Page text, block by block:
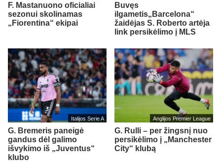
F. Mastanuono oficialiai
sezonui skolinamas
„Fiorentina“ ekipai
Buvęs
ilgametis„Barcelona“
žaidėjas S. Roberto artėja
link persikėlimo į MLS
Italijos Serie A
G. Bremeris paneigė
gandus dėl galimo
išvykimo iš „Juventus“
klubo
Anglijos Premier League
G. Rulli – per žingsnį nuo
persikėlimo į „Manchester
City“ klubą